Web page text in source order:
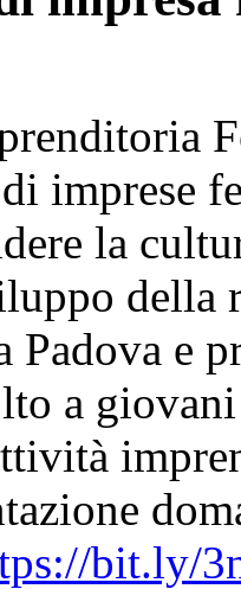
imprese
la
della
Padova e
a
bit.ly/